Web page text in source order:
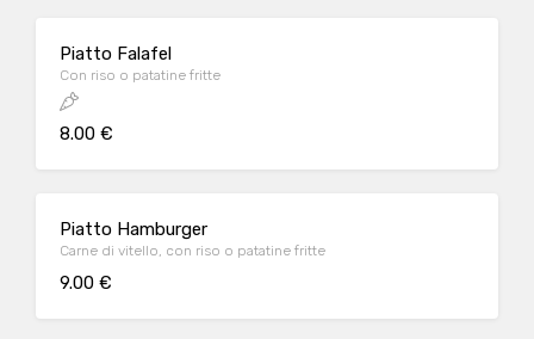
Piatto Falafel
Con riso o patatine fritte
8.00 €
Piatto Hamburger
Carne di vitello, con riso o patatine fritte
9.00 €